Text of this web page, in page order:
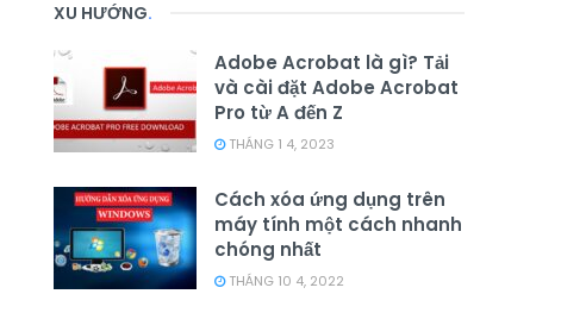
XU HƯỚNG.
Adobe Acrobat là gì? Tải
và cài đặt Adobe Acrobat
Pro từ A đến Z
THÁNG 1 4, 2023
Cách xóa ứng dụng trên
máy tính một cách nhanh
chóng nhất
THÁNG 10 4, 2022